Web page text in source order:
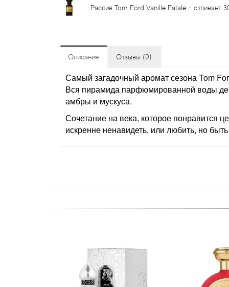
Распив Tom Ford Vanille Fatale - отливант
Описание Отзывы (0)
Самый загадочный аромат сезона Tom
Вся пирамида парфюмированной воды
амбры и мускуса.
Сочетание на века, которое
искренне ненавидеть, или любить, но